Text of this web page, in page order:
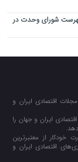
فهرست شورای وحدت در
اقتصادی ایران و
ایران و جهان را
خودکار از معتبرترین
اقتصادی ایران و